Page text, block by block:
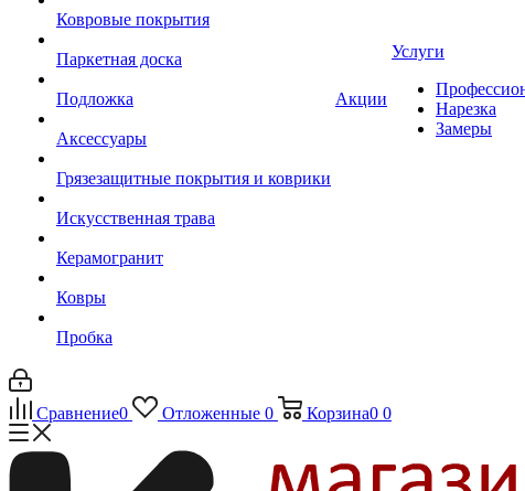
Ковровые покрытия
Паркетная доска
Подложка
Аксессуары
Грязезащитные покрытия и коврики
Искусственная трава
Керамогранит
Ковры
Пробка
Акции
Услуги
Нарезка
Замеры
Сравнение0 Отложенные 0 Корзина0 0